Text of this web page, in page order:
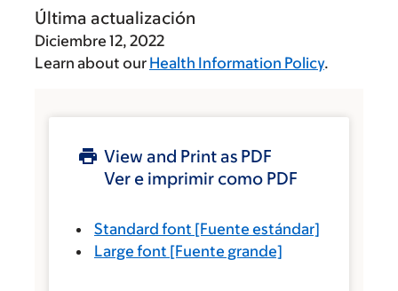
Última actualización
Diciembre 12, 2022
Learn about our Health Information Policy.
View and Print as PDF
Ver e imprimir como PDF
Standard font [Fuente estándar]
Large font [Fuente grande]